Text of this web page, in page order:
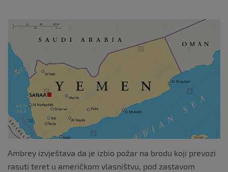
e
b
o
Ambrey izvještava da je izbio požar na brodu koji prevozi
rasuti teret u američkom vlasništvu, pod zastavom